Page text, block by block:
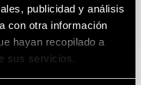
publicidad y análisis
con otra información
hayan recopilado a
sus servicios.